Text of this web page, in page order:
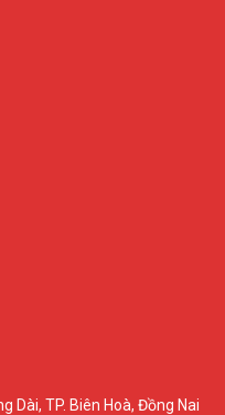
Dài, TP. Biên Hoà, Đồng Nai